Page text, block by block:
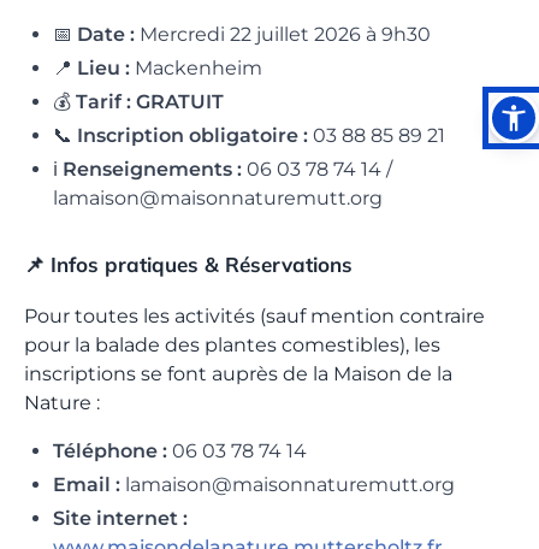
📅 Date : Mercredi 22 juillet 2026 à 9h30
📍 Lieu : Mackenheim
💰 Tarif : GRATUIT
📞 Inscription obligatoire : 03 88 85 89 21
ℹ️ Renseignements : 06 03 78 74 14 /
lamaison@maisonnaturemutt.org
📌 Infos pratiques & Réservations
Pour toutes les activités (sauf mention contraire
pour la balade des plantes comestibles), les
inscriptions se font auprès de la Maison de la
Nature :
Téléphone : 06 03 78 74 14
Email : lamaison@maisonnaturemutt.org
Site internet :